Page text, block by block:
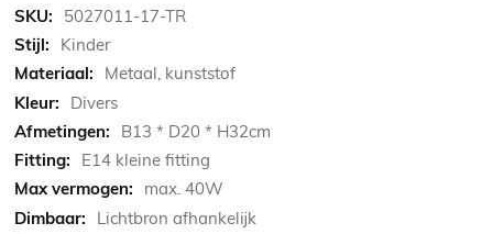
informatie5027011-17-TR
Kinder
Metaal, kunststof
Divers
B13 * D20 * H32cm
E14 kleine fitting
max. 40W
Lichtbron afhankelijk